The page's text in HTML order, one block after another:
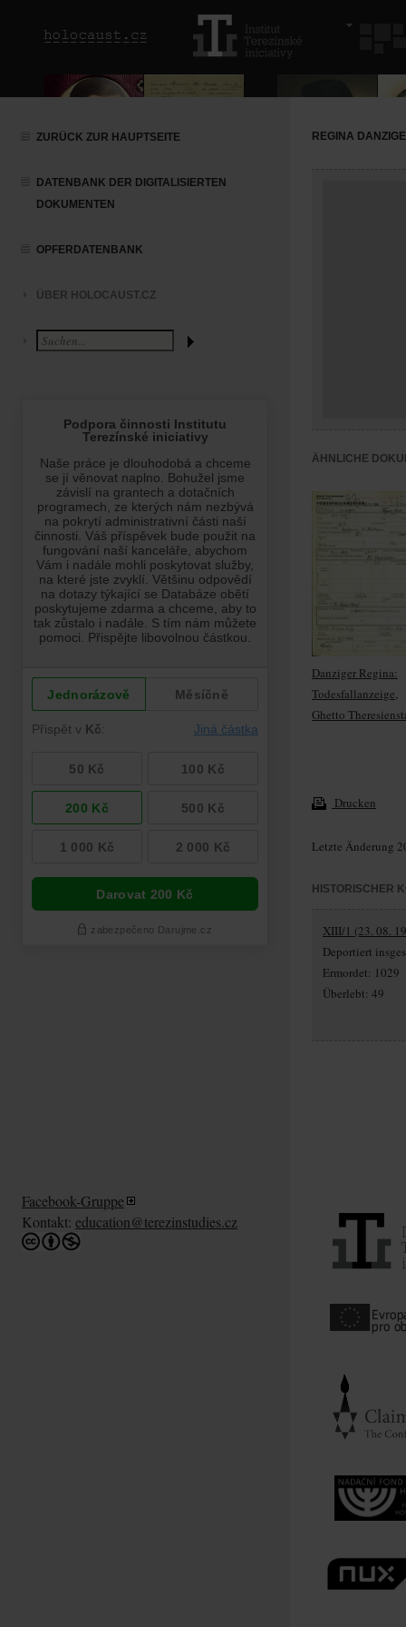
ZURÜCK ZUR HAUPTSEITE
DATENBANK DER DIGITALISIERTEN
DOKUMENTEN
OPFERDATENBANK
ÜBER HOLOCAUST.CZ
REGINA
ÄHNLICHE
Danziger Regina:
Todesfallanzeige,
Ghetto
Drucken
Letzte Änderung
HISTORISCHER
XIII/1 (23. 08.
Deportiert
Ermordet: 1029
Überlebt: 49
Facebook-Gruppe
Kontakt: education@terezinstudies.cz